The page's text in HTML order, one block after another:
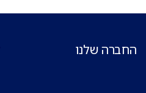
החברה שלנו